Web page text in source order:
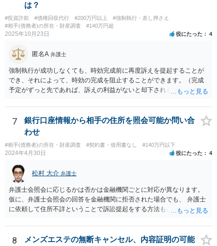
は？
#投資詐欺 #債権回収代行 #200万円以上
#強制執行・差し押さえ
#相手(債務者)の所在・財産調査
#140万円超
2025年10月23日 役にたった 4
匿名A 弁護士
強制執行が成功しなくても、時効完成前に再度訴えを提起することが
でき、それによって、時効の完成を阻止することができます。（完成
予定がずっと先であれば、訴えの利益がないと却下されるので、その
になります。 手間であったり、忘れたり、諦めたりで情報が出回らな
いだけです。
7
銀行口座情報から相手の住所を照会可能か問い合
わせ
#相手(債務者)の所在・財産調査 #契約書・借用書なし #140万円以下
2024年4月30日 役にたった 4
松村 大介 弁護士
弁護士会照会に応じるかは否かは金融機関ごとに対応が異なります。
仮に、弁護士会照会の回答を金融機関に拒否された場合でも、 弁護士
に依頼して住所不詳ということで訴訟提起をする方法もございます。
8
メンズエステの無断キャンセル、内容証明の可能